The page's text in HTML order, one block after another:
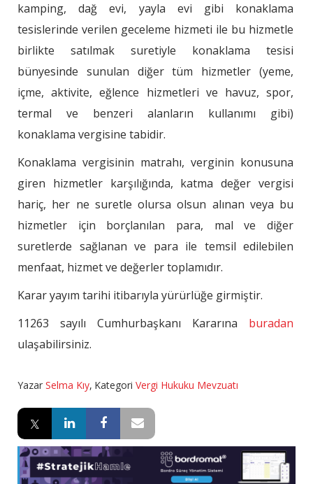
kamping, dağ evi, yayla evi gibi konaklama
tesislerinde verilen geceleme hizmeti ile bu hizmetle
birlikte satılmak suretiyle konaklama tesisi
bünyesinde sunulan diğer tüm hizmetler (yeme,
içme, aktivite, eğlence hizmetleri ve havuz, spor,
termal ve benzeri alanların kullanımı gibi)
konaklama vergisine tabidir.
Konaklama vergisinin matrahı, verginin konusuna
giren hizmetler karşılığında, katma değer vergisi
hariç, her ne suretle olursa olsun alınan veya bu
hizmetler için borçlanılan para, mal ve diğer
suretlerde sağlanan ve para ile temsil edilebilen
menfaat, hizmet ve değerler toplamıdır.
Karar yayım tarihi itibarıyla yürürlüğe girmiştir.
11263 sayılı Cumhurbaşkanı Kararına buradan
ulaşabilirsiniz.
Yazar Selma Kıy, Kategori Vergi Hukuku Mevzuatı